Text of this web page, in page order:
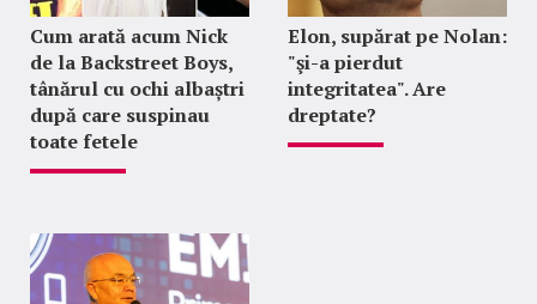
Cum arată acum Nick
de la Backstreet Boys,
tânărul cu ochi albaștri
după care suspinau
toate fetele
Elon, supărat pe Nolan:
"şi-a pierdut
integritatea". Are
dreptate?